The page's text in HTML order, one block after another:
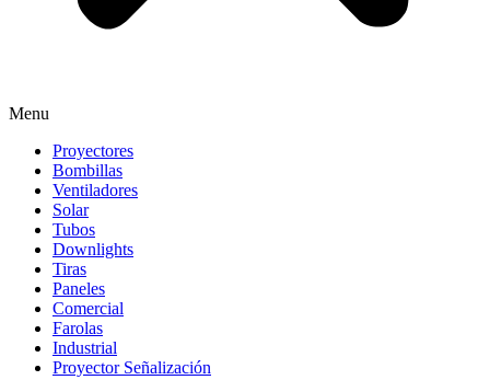
Menu
Proyectores
Bombillas
Ventiladores
Solar
Tubos
Downlights
Tiras
Paneles
Comercial
Farolas
Industrial
Proyector Señalización